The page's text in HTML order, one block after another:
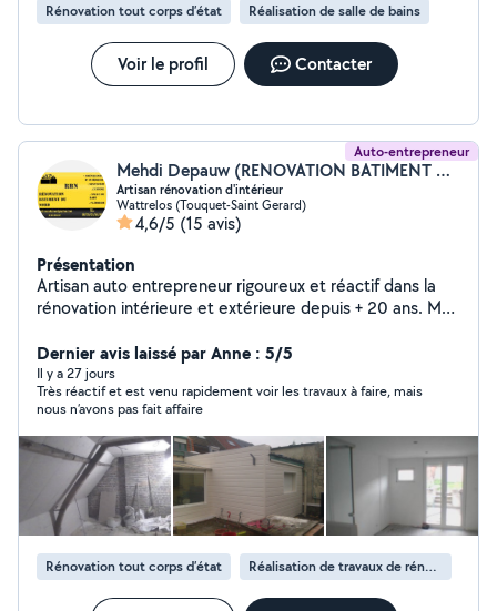
Rénovation tout corps d’état Réalisation de salle de bains
Voir le profil Contacter
Auto-entrepreneur
Mehdi Depauw (RENOVATION BATIMENT DU NORD)
Artisan rénovation d'intérieur
Wattrelos (Touquet-Saint Gerard)
4,6/5 (15 avis)
Présentation
Artisan auto entrepreneur rigoureux et réactif dans la
rénovation intérieure et extérieure depuis + 20 ans. Mes
revêtements de sols, la plâtrerie, le bardage,
l'électricité, la plomberie, pose de cuisine et salle de
bain, terrasses....
Dernier avis laissé par Anne : 5/5
Il y a 27 jours
Très réactif et est venu rapidement voir les travaux à faire, mais
nous n’avons pas fait affaire
Rénovation tout corps d’état Réalisation de travaux de rénovation